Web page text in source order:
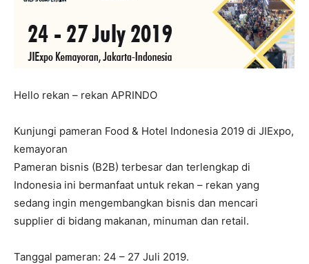
Hello rekan – rekan APRINDO
Kunjungi pameran Food & Hotel Indonesia 2019 di JIExpo,
kemayoran
Pameran bisnis (B2B) terbesar dan terlengkap di
Indonesia ini bermanfaat untuk rekan – rekan yang
sedang ingin mengembangkan bisnis dan mencari
supplier di bidang makanan, minuman dan retail.
Tanggal pameran: 24 – 27 Juli 2019.